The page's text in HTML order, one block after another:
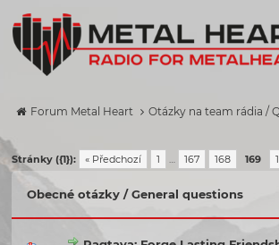
Forum Metal Heart Otázky na team rádia /
Stránky ({1}): « Předchozí 1 … 167 168 169
Obecné otázky / General questions